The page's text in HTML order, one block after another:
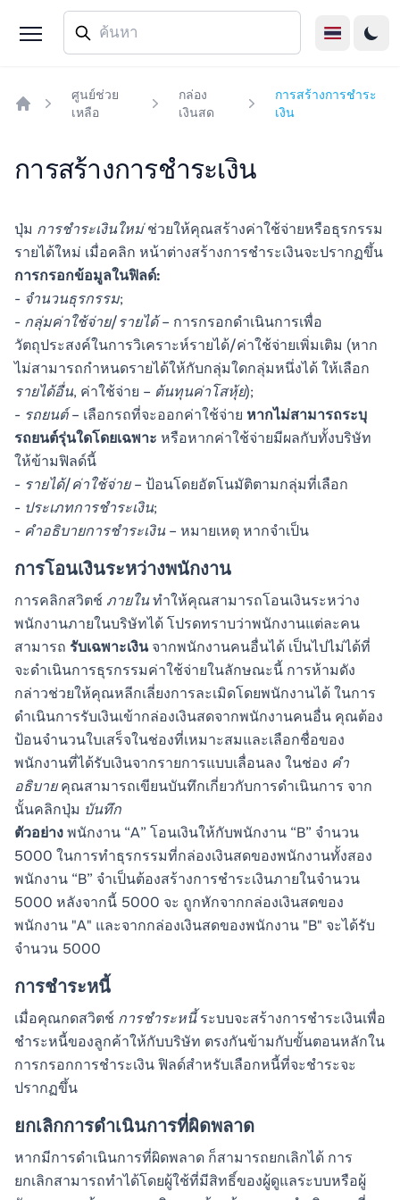
ศูนย์ช่วย
เหลือ
กล่อง
เงินสด
การสร้างการชำระ
เงิน
การสร้างการชำระเงิน
ปุ่ม การชำระเงินใหม่ช่วยให้คุณสร้างค่าใช้จ่ายหรือธุรกรรม
รายได้ใหม่ เมื่อคลิก หน้าต่างสร้างการชำระเงินจะปรากฏขึ้น
การกรอกข้อมูลในฟิลด์:
- จำนวนธุรกรรม;
- กลุ่มค่าใช้จ่าย/รายได้– การกรอกดำเนินการเพื่อ
วัตถุประสงค์ในการวิเคราะห์รายได้/ค่าใช้จ่ายเพิ่มเติม (หาก
ไม่สามารถกำหนดรายได้ให้กับกลุ่มใดกลุ่มหนึ่งได้ ให้เลือก
รายได้อื่น, ค่าใช้จ่าย – ต้นทุนค่าโสหุ้ย);
- รถยนต์– เลือกรถที่จะออกค่าใช้จ่าย หากไม่สามารถระบุ
รถยนต์รุ่นใดโดยเฉพาะ หรือหากค่าใช้จ่ายมีผลกับทั้งบริษัท
ให้ข้ามฟิลด์นี้
- รายได้/ค่าใช้จ่าย– ป้อนโดยอัตโนมัติตามกลุ่มที่เลือก
- ประเภทการชำระเงิน;
- คำอธิบายการชำระเงิน – หมายเหตุ หากจำเป็น
การโอนเงินระหว่างพนักงาน
การคลิกสวิตช์ ภายในทำให้คุณสามารถโอนเงินระหว่าง
พนักงานภายในบริษัทได้ โปรดทราบว่าพนักงานแต่ละคน
สามารถ รับเฉพาะเงินจากพนักงานคนอื่นได้ เป็นไปไม่ได้ที่
จะดำเนินการธุรกรรมค่าใช้จ่ายในลักษณะนี้ การห้ามดัง
กล่าวช่วยให้คุณหลีกเลี่ยงการละเมิดโดยพนักงานได้ ในการ
ดำเนินการรับเงินเข้ากล่องเงินสดจากพนักงานคนอื่น คุณต้อง
ป้อนจำนวนใบเสร็จในช่องที่เหมาะสมและเลือกชื่อของ
พนักงานที่ได้รับเงินจากรายการแบบเลื่อนลง ในช่อง คำ
อธิบายคุณสามารถเขียนบันทึกเกี่ยวกับการดำเนินการ จาก
นั้นคลิกปุ่ม บันทึก
ตัวอย่างพนักงาน “A” โอนเงินให้กับพนักงาน “B” จำนวน
5000 ในการทำธุรกรรมที่กล่องเงินสดของพนักงานทั้งสอง
พนักงาน “B” จำเป็นต้องสร้างการชำระเงินภายในจำนวน
5000 หลังจากนี้ 5000 จะ ถูกหักจากกล่องเงินสดของ
พนักงาน "A" และจากกล่องเงินสดของพนักงาน "B" จะได้รับ
จำนวน 5000
การชำระหนี้
เมื่อคุณกดสวิตช์ การชำระหนี้ระบบจะสร้างการชำระเงินเพื่อ
ชำระหนี้ของลูกค้าให้กับบริษัท ตรงกันข้ามกับขั้นตอนหลักใน
การกรอกการชำระเงิน ฟิลด์สำหรับเลือกหนี้ที่จะชำระจะ
ปรากฏขึ้น
ยกเลิกการดำเนินการที่ผิดพลาด
หากมีการดำเนินการที่ผิดพลาด ก็สามารถยกเลิกได้ การ
ยกเลิกสามารถทำได้โดยผู้ใช้ที่มีสิทธิ์ของผู้ดูแลระบบหรือผู้